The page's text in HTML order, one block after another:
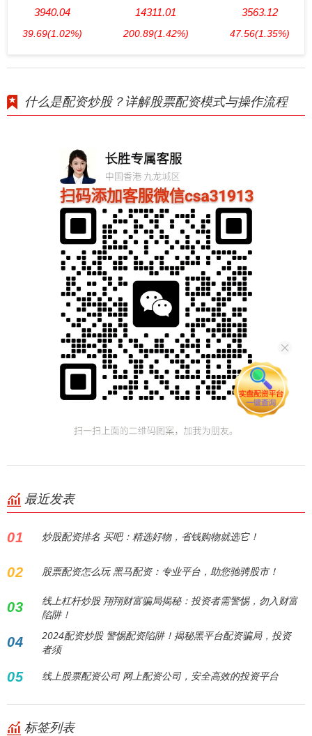
3940.04
39.69(1.02%)
14311.01
200.89(1.42%)
3563.12
47.56(1.35%)
什么是配资炒股？详解股票配资模式与操作流程
最近发表
01 炒股配资排名 买吧：精选好物，省钱购物就选它！
02 股票配资怎么玩 黑马配资：专业平台，助您驰骋股市！
03
线上杠杆炒股 翔翔财富骗局揭秘：投资者需警惕，勿入财富
陷阱！
04
2024配资炒股 警惕配资陷阱！揭秘黑平台配资骗局，投资
者须
05 线上股票配资公司 网上配资公司，安全高效的投资平台
标签列表